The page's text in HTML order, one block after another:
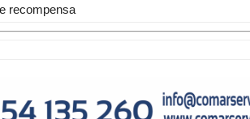
recompensa